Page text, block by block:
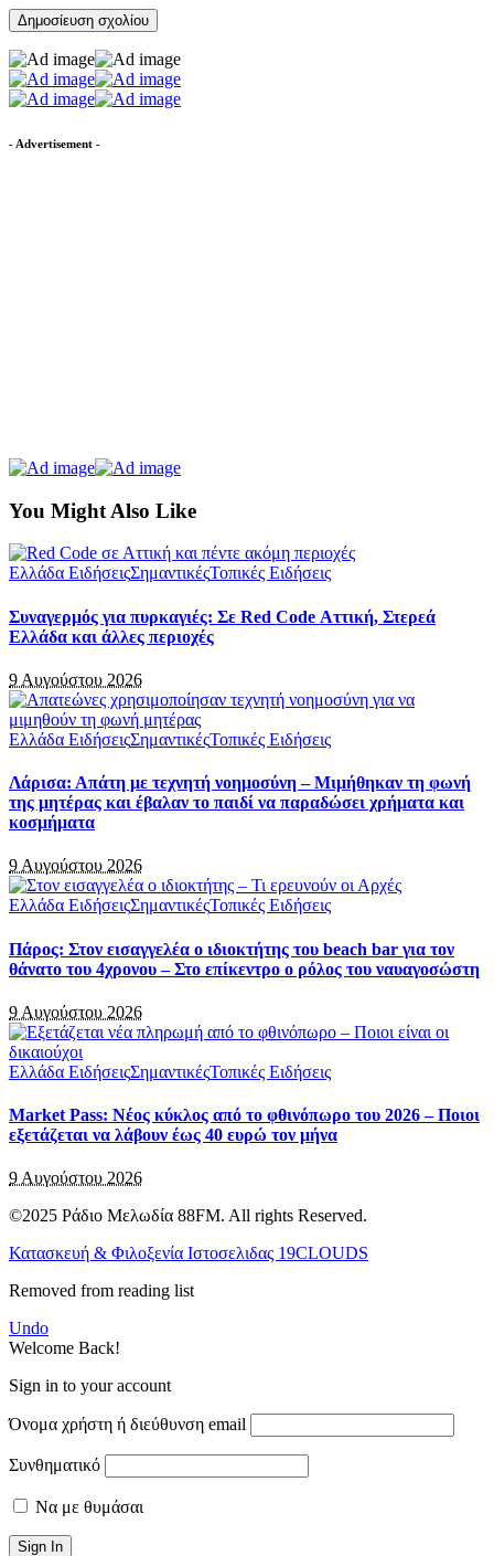
- Advertisement -
You Might Also Like
Ελλάδα ΕιδήσειςΣημαντικέςΤοπικές Ειδήσεις
Συναγερμός για πυρκαγιές: Σε Red Code Αττική, Στερεά
Ελλάδα και άλλες περιοχές
9 Αυγούστου 2026
Ελλάδα ΕιδήσειςΣημαντικέςΤοπικές Ειδήσεις
Λάρισα: Απάτη με τεχνητή νοημοσύνη – Μιμήθηκαν τη φωνή
της μητέρας και έβαλαν το παιδί να παραδώσει χρήματα και
κοσμήματα
9 Αυγούστου 2026
Ελλάδα ΕιδήσειςΣημαντικέςΤοπικές Ειδήσεις
Πάρος: Στον εισαγγελέα ο ιδιοκτήτης του beach bar για τον
θάνατο του 4χρονου – Στο επίκεντρο ο ρόλος του ναυαγοσώστη
9 Αυγούστου 2026
Ελλάδα ΕιδήσειςΣημαντικέςΤοπικές Ειδήσεις
Market Pass: Νέος κύκλος από το φθινόπωρο του 2026 – Ποιοι
εξετάζεται να λάβουν έως 40 ευρώ τον μήνα
9 Αυγούστου 2026
©2025 Ράδιο Μελωδία 88FM. All rights Reserved.
Κατασκευή & Φιλοξενία Ιστοσελιδας 19CLOUDS
Removed from reading list
Undo
Welcome Back!
Sign in to your account
Όνομα χρήστη ή διεύθυνση email
Συνθηματικό
Να με θυμάσαι